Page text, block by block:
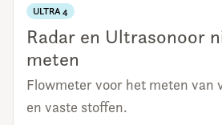
ULTRA 4
Radar en Ultrasonoor
meten
Flowmeter voor het meten van
en vaste stoffen.